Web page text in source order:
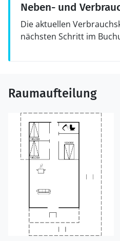
Neben- und
Die aktuellen
nächsten Schritt im
Raumaufteilung